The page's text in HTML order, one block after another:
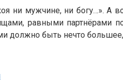
ни мужчине, ни богу…». А
равными
должно быть нечто